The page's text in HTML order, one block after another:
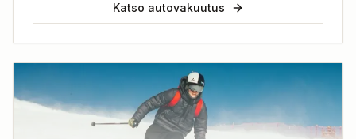
Katso autovakuutus